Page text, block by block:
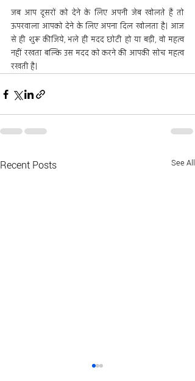
जब आप दूसरों को देने के लिए अपनी जेब खोलते हैं तो
ऊपरवाला आपको देने के लिए अपना दिल खोलता है। आज
से ही शुरू कीजिये, भले ही मदद छोटी हो या बड़ी, वो महत्व
नहीं रखता बल्कि उस मदद को करने की आपकी सोच महत्व
रखती है।
Recent Posts See All